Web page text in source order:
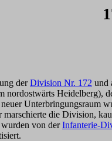
derDivision Nr. 172 und
nordostwärts
die Division,
von derInfanterie-